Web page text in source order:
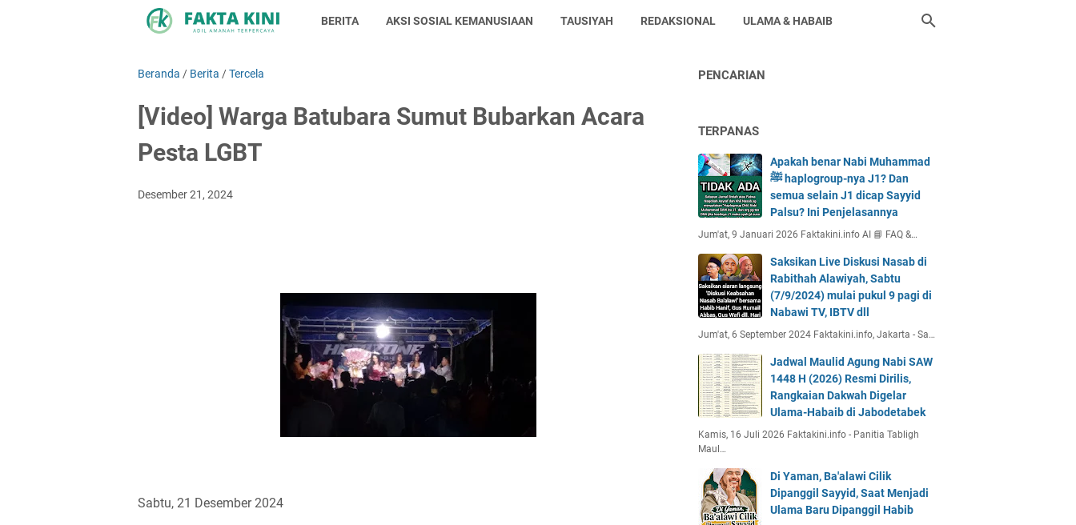
BERITA AKSI SOSIAL KEMANUSIAAN TAUSIYAH REDAKSIONAL ULAMA & HABAIB
Beranda / Berita /Tercela
[Video] Warga Batubara Sumut Bubarkan Acara
Pesta LGBT
Desember 21, 2024
Sabtu, 21 Desember 2024
PENCARIAN
TERPANAS
Apakah benar Nabi Muhammad
ﷺ haplogroup-nya J1? Dan
semua selain J1 dicap Sayyid
Palsu? Ini Penjelasannya
Jum'at, 9 Januari 2026 Faktakini.info AI 📘 FAQ &…
Saksikan Live Diskusi Nasab di
Rabithah Alawiyah, Sabtu
(7/9/2024) mulai pukul 9 pagi di
Nabawi TV, IBTV dll
Jum'at, 6 September 2024 Faktakini.info, Jakarta - Sa…
Jadwal Maulid Agung Nabi SAW
1448 H (2026) Resmi Dirilis,
Rangkaian Dakwah Digelar
Ulama-Habaib di Jabodetabek
Kamis, 16 Juli 2026 Faktakini.info - Panitia Tabligh
Maul…
Di Yaman, Ba'alawi Cilik
Dipanggil Sayyid, Saat Menjadi
Ulama Baru Dipanggil Habib